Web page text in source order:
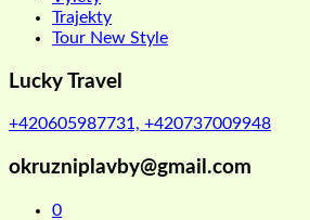
Trajekty
Tour New Style
Lucky Travel
+420605987731, +420737009948
okruzniplavby@gmail.com
0